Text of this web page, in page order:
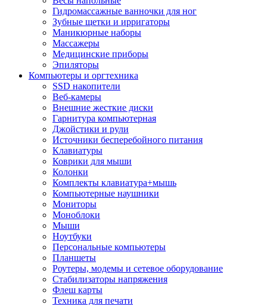
Гидромассажные ванночки для ног
Зубные щетки и ирригаторы
Маникюрные наборы
Массажеры
Медицинские приборы
Эпиляторы
Компьютеры и оргтехника
SSD накопители
Веб-камеры
Внешние жесткие диски
Гарнитура компьютерная
Джойстики и рули
Источники бесперебойного питания
Клавиатуры
Коврики для мыши
Колонки
Комплекты клавиатура+мышь
Компьютерные наушники
Мониторы
Моноблоки
Мыши
Ноутбуки
Персональные компьютеры
Планшеты
Роутеры, модемы и сетевое оборудование
Стабилизаторы напряжения
Флеш карты
Техника для печати